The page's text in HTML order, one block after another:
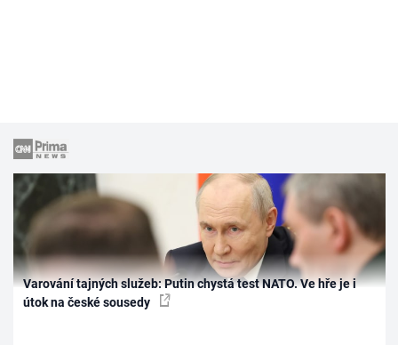
Varování tajných služeb: Putin chystá test NATO. Ve hře je i
útok na české sousedy